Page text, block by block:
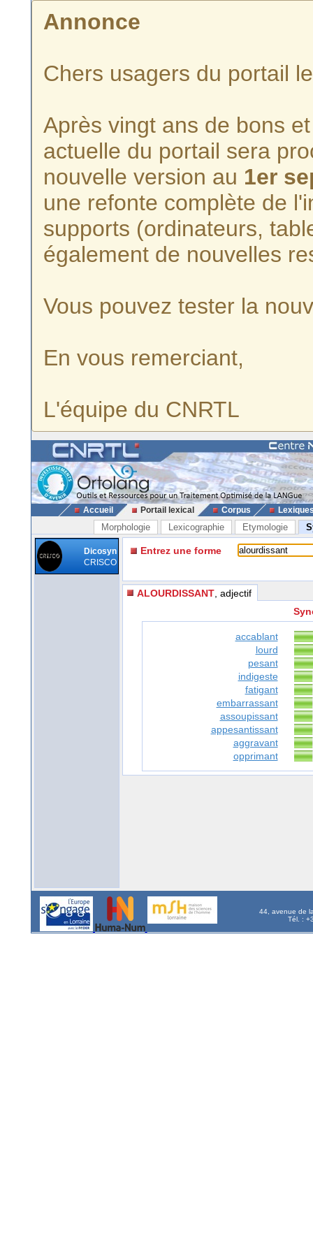
Annonce
Chers usagers du portail
Après vingt ans de bons
actuelle du portail sera
nouvelle version au 1er
une refonte complète de
supports (ordinateurs,
également de nouvelles
Vous pouvez tester la
En vous remerciant,
L'équipe du CNRTL
Accueil Portail lexical Corpus
Morphologie Lexicographie Etymologie
Dicosyn
CRISCO
Entrez une forme
ALOURDISSANT , adjectif
accablant
lourd
pesant
indigeste
fatigant
embarrassant
assoupissant
appesantissant
aggravant
opprimant
44, avenue de
Tél. :